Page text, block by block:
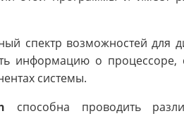
спектр возможностей для
информацию о процессоре,
системы.
способна проводить